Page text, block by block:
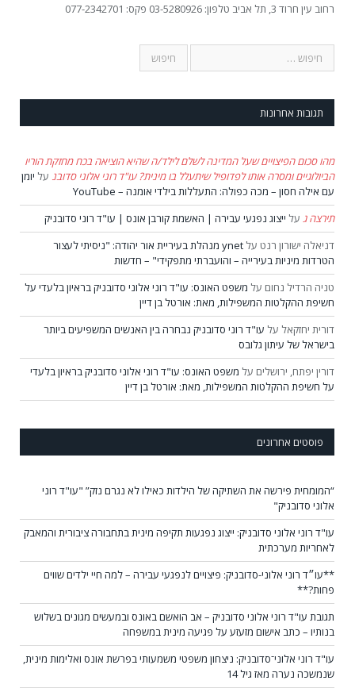
רחוב עין חרוד 3, תל אביב טלפון: 03-5280926 פקס: 077-2342701
תגובות אחרונות
מהו סכום הפיצויים שעל המדינה לשלם לילד/ה שהיא הוציאה בכח מחזקת הוריו
הביולוגיים ומסרה אותו לפדופיל שיתעלל בו מינית? עו"ד רוני אלוני סדובנ על יומן
עם אילה חסון – מכה כפולה: התעללות בילדי אומנה – YouTube
תירצה ג על ייצוג נפגעי עבירה | האשמת קורבן אונס | עו"ד רוני סדובניק
דניאלה ישורון רנט על
ynet מנהלת בעיריית אור יהודה: "ניסיתי לעצור
הטרדות מיניות בעירייה – והועברתי מתפקידי" – חדשות
טניה הרדיל נחום על משפט האונס: עו"ד רוני אלוני סדובניק בראיון בלעדי על
חשיפת ההקלטות המשפילות, מאת: אורטל בן דיין
דורית יחזקאל על עו"ד רוני סדובניק נבחרה בין האנשים המשפיעים ביותר
בישראל של עיתון גלובס
דורין יפתח, ירושלים על משפט האונס: עו"ד רוני אלוני סדובניק בראיון בלעדי
על חשיפת ההקלטות המשפילות, מאת: אורטל בן דיין
פוסטים אחרונים
“המומחית פירשה את השתיקה של הילדות כאילו לא נגרם נזק” "עו"ד רוני
אלוני סדובניק"
עו"ד רוני אלוני סדובניק: ייצוג נפגעות תקיפה מינית בתחבורה ציבורית והמאבק
לאחריות מערכתית
**עו״ד רוני אלוני-סדובניק: פיצויים לנפגעי עבירה – למה חיי ילדים שווים
פחות?**
תגובת עו"ד רוני אלוני סדובניק – אב הואשם באונס ובמעשים מגונים בשלוש
בנותיו – כתב אישום מזעזע על פגיעה מינית במשפחה
עו"ד רוני אלוני־סדובניק: ניצחון משפטי משמעותי בפרשת אונס ואלימות מינית,
שנמשכה נערה מאז גיל 14